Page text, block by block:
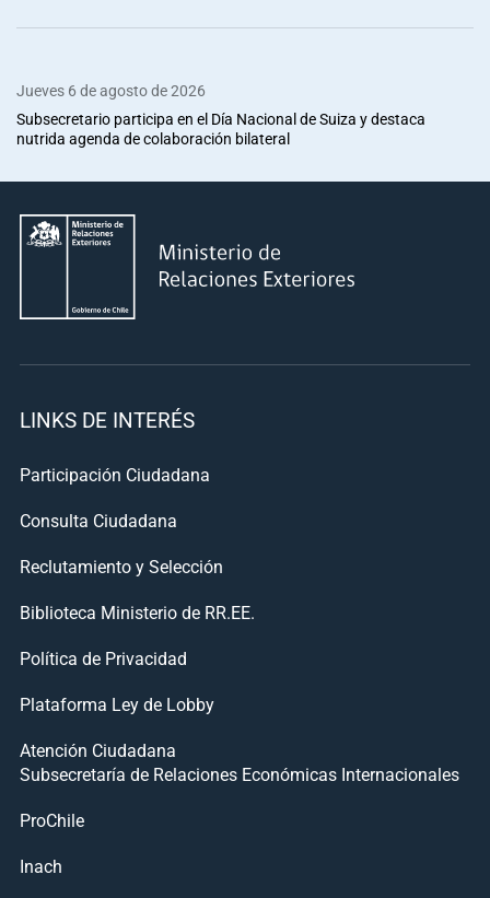
Jueves 6 de agosto de 2026
Subsecretario participa en el Día Nacional de Suiza y destaca
nutrida agenda de colaboración bilateral
LINKS DE INTERÉS
Participación Ciudadana
Consulta Ciudadana
Reclutamiento y Selección
Biblioteca Ministerio de RR.EE.
Política de Privacidad
Plataforma Ley de Lobby
Atención Ciudadana
Subsecretaría de Relaciones Económicas Internacionales
ProChile
Inach